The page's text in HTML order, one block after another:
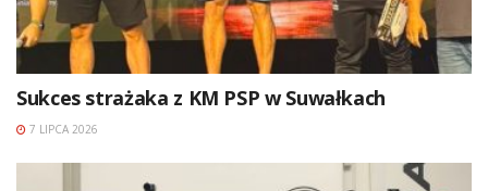
Sukces strażaka z KM PSP w Suwałkach
7 LIPCA 2026